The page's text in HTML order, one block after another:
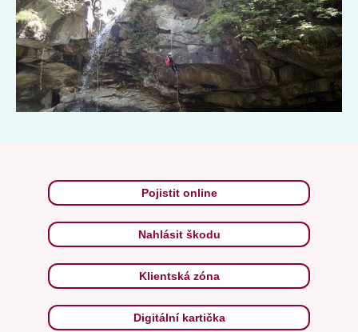
Pojistit online
Nahlásit škodu
Klientská zóna
Digitální kartička